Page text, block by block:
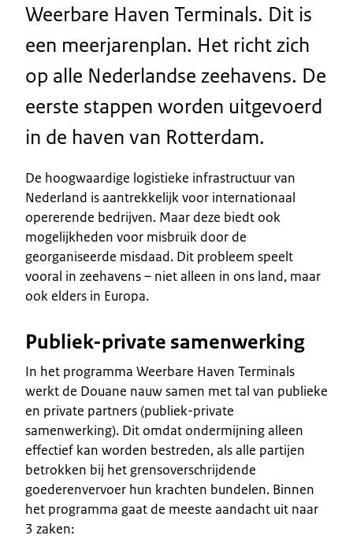
Weerbare Haven Terminals. Dit is
een meerjarenplan. Het richt zich
op alle Nederlandse zeehavens. De
eerste stappen worden uitgevoerd
in de haven van Rotterdam.
De hoogwaardige logistieke infrastructuur van
Nederland is aantrekkelijk voor internationaal
opererende bedrijven. Maar deze biedt ook
mogelijkheden voor misbruik door de
georganiseerde misdaad. Dit probleem speelt
vooral in zeehavens – niet alleen in ons land, maar
ook elders in Europa.
Publiek-private samenwerking
In het programma Weerbare Haven Terminals
werkt de Douane nauw samen met tal van publieke
en private partners (publiek-private
samenwerking). Dit omdat ondermijning alleen
effectief kan worden bestreden, als alle partijen
betrokken bij het grensoverschrijdende
goederenvervoer hun krachten bundelen. Binnen
het programma gaat de meeste aandacht uit naar
3 zaken: